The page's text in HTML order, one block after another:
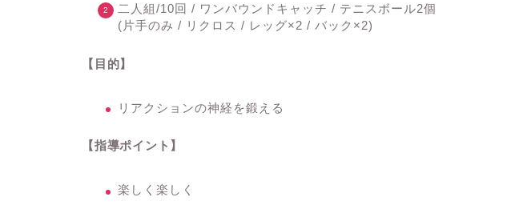
二人組/10回 / ワンバウンドキャッチ / テニスボール2個
(片手のみ / リクロス / レッグ×2 / バック×2)
【目的】
リアクションの神経を鍛える
【指導ポイント】
楽しく楽しく